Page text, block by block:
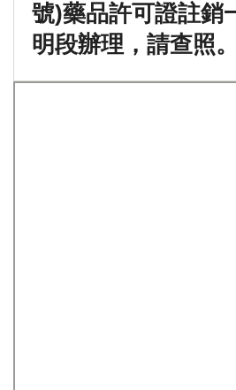
號)藥品許可證註銷
明段辦理，請查照